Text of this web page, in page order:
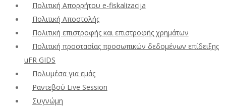
Πολιτική Απορρήτου e-fiskalizacija
Πολιτική Αποστολής
Πολιτική επιστροφής και επιστροφής χρημάτων
Πολιτική προστασίας προσωπικών δεδομένων επίδειξης
uFR GIDS
Πολυμέσα για εμάς
Ραντεβού Live Session
Συγνώμη